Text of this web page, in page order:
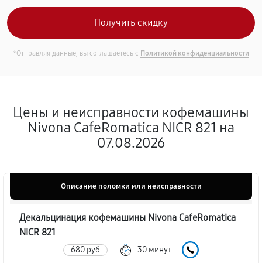
*Отправляя данные, вы соглашаетесь с Политикой конфиденциальности
Цены и неисправности кофемашины
Nivona CafeRomatica NICR 821 на
07.08.2026
Описание поломки или неисправности
Декальцинация кофемашины Nivona CafeRomatica
NICR 821
680 руб 30 минут